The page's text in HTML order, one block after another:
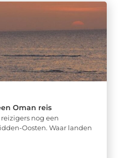
Oman reis
nog een
Oosten. Waar landen